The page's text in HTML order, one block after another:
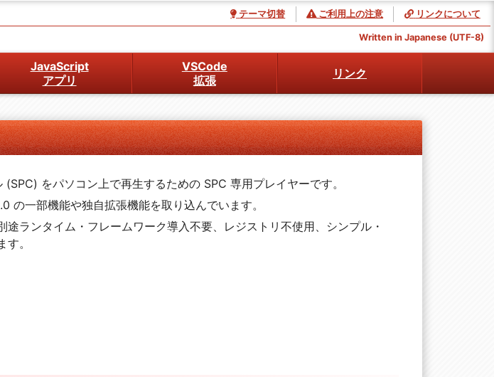
 テーマ切替  ご利用上の注意  リンクについて
Written in Japanese (UTF-8)
JavaScript
アプリ
VSCode
拡張
リンク
をパソコン上で再生するための SPC 専用プレイヤーです。
一部機能や独自拡張機能を取り込んでいます。
ンタイム・フレームワーク導入不要、レジストリ不使用、シンプル・
。